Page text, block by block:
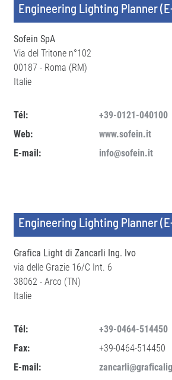
Engineering Lighting Planner
Sofein SpA
Via del Tritone n°102
00187 - Roma (RM)
Italie
Tél:
+39-0121-040100
Web:
www.sofein.it
E-mail:
info@sofein.it
Engineering Lighting Planner
Grafica Light di Zancarli Ing. Ivo
via delle Grazie 16/C Int. 6
38062 - Arco (TN)
Italie
Tél:
+39-0464-514450
Fax:
+39-0464-514450
E-mail: